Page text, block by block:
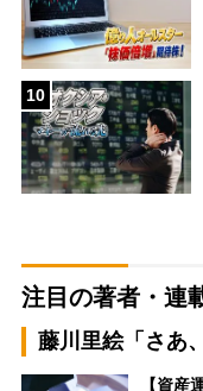
10
注目の著者・連
藤川里絵「さあ
【資産